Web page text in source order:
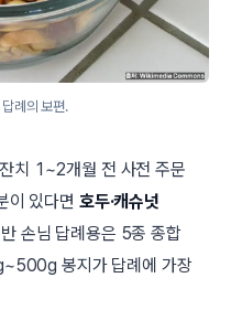
례의 보편.
치 1~2개월 전 사전 주문
이 있다면 호두·캐슈넛
손님 답례용은 5종 종합
봉지가 답례에 가장